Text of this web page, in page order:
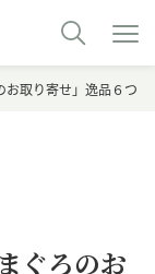
取り寄せ」逸品６つ
ぐろのお